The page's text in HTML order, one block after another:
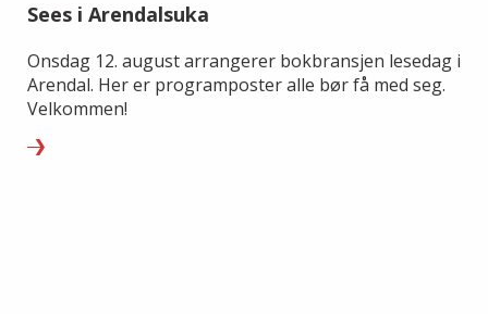
Sees i Arendalsuka
Onsdag 12. august arrangerer bokbransjen lesedag i
Arendal. Her er programposter alle bør få med seg.
Velkommen!